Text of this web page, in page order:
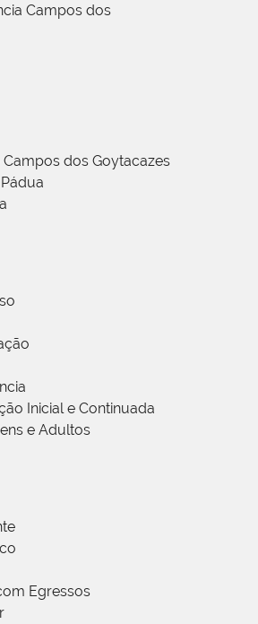
Campos dos
dos Goytacazes
Inicial e Continuada
e Adultos
Egressos